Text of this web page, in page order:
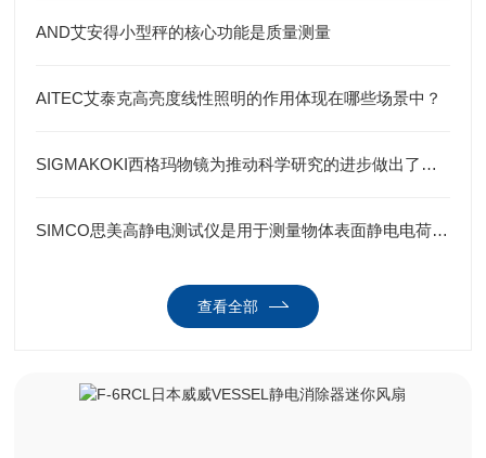
AND艾安得小型秤的核心功能是质量测量
AITEC艾泰克高亮度线性照明的作用体现在哪些场景中？
SIGMAKOKI西格玛物镜为推动科学研究的进步做出了重要贡献
SIMCO思美高静电测试仪是用于测量物体表面静电电荷的重要工具
查看全部